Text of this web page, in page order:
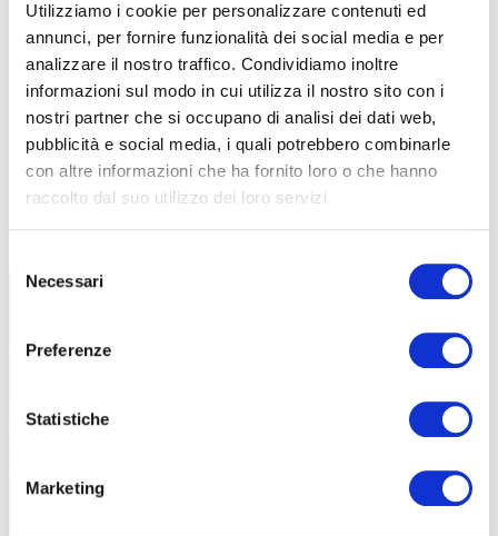
Utilizziamo i cookie per personalizzare contenuti ed
annunci, per fornire funzionalità dei social media e per
analizzare il nostro traffico. Condividiamo inoltre
informazioni sul modo in cui utilizza il nostro sito con i
nostri partner che si occupano di analisi dei dati web,
pubblicità e social media, i quali potrebbero combinarle
con altre informazioni che ha fornito loro o che hanno
raccolto dal suo utilizzo dei loro servizi.
delNecessari
Preferenze
Statistiche
Marketing
TUTTE LE CATEGORIE DEL MAGAZINE